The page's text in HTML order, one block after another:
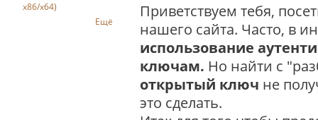
x86/x64)
Ещё
Приветствуем тебя,
нашего сайта. Часто, в
использование
ключам. Но найти с
открытый ключ не
это сделать.